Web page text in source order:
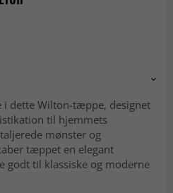
i dette Wilton-tæppe, designet
til hjemmets
mønster og
tæppet en elegant
godt til klassiske og moderne